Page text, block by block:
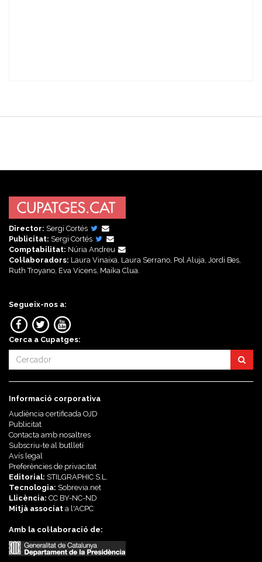
Director: Sergi Cortés
Publicitat: Sergi Cortés
Comptabilitat: Núria Andreu
Col·laboradors: Laura Vinaixa, Laura Serrano, Pol Aluja, Jordi Bes,
Ruth Troyano, Eva Vicens, Maika Clua.
Segueix-nos a:
Cerca a Cupatges:
Informació corporativa
Audiència certificada OJD
Publicitat
Contacta amb nosaltres
Subscriu-te al butlletí
Avís legal
Preferències de privacitat
Editorial: STILGRAPHIC S.L.
Tecnologia: Sobrevia.net
Llicència: CC BY-NC-ND
Mitjà associat a l'ACPC
Amb la col·laboració de: